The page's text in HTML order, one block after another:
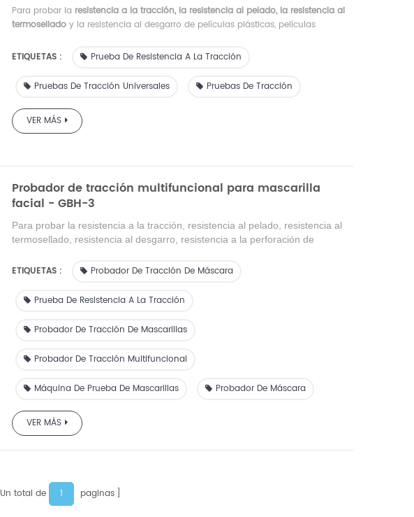
Para probar la resistencia a la tracción, la resistencia al pelado, la resistencia al
termosellado y la resistencia al desgarro de películas plásticas, películas
telas no tejidas y otros materiales de embalaje, ampliamente utilizados en
agencia de inspección, instituto de investigación, universidad, etc.
ETIQUETAS : Prueba De Resistencia A La Tracción
Pruebas De Tracción Universales Pruebas De Tracción
VER MÁS
Probador de tracción multifuncional para mascarilla
facial - GBH-3
Para probar la resistencia a la tracción, resistencia al pelado, resistencia al
termosellado, resistencia al desgarro, resistencia a la perforación de
blando, láminas de caucho, papel, telas no tejidas y otros materiales de
ETIQUETAS : Probador De Tracción De Máscara
Prueba De Resistencia A La Tracción
Probador De Tracción De Mascarillas
Probador De Tracción Multifuncional
Máquina De Prueba De Mascarillas Probador De Máscara
VER MÁS
Un total de 1 paginas